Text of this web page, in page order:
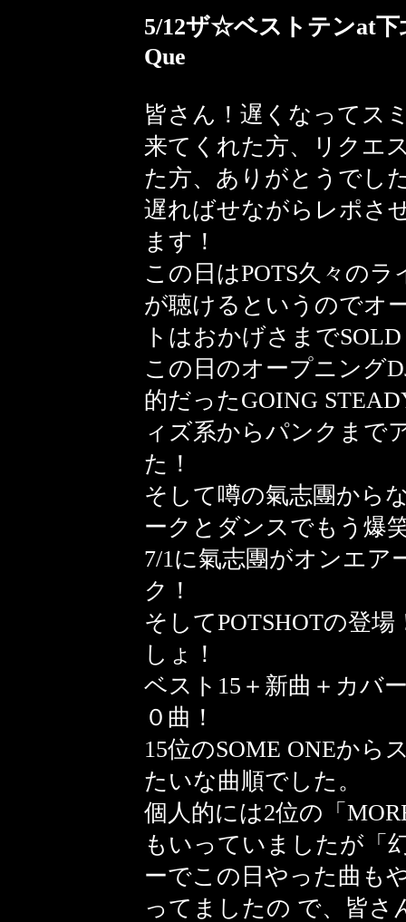
5/12ザ☆ベストテンat下
Que
皆さん！遅くなってス
来てくれた方、リクエ
た方、ありがとうでし
遅ればせながらレポさ
ます！
この日はPOTS久々の
が聴けるというのでオ
トはおかげさまで
この日のオープニング
的だったGOING
ィズ系からパンクまで
た！
そして噂の氣志團から
ークとダンスでもう爆
7/1に氣志團がオンエア
ク！
そしてPOTSHOTの登
しょ！
ベスト15＋新曲＋カバ
０曲！
15位のSOME ONEから
たいな曲順でした。
個人的には2位の「
もいっていましたが「
ーでこの日やった曲も
ってましたの で、皆さ